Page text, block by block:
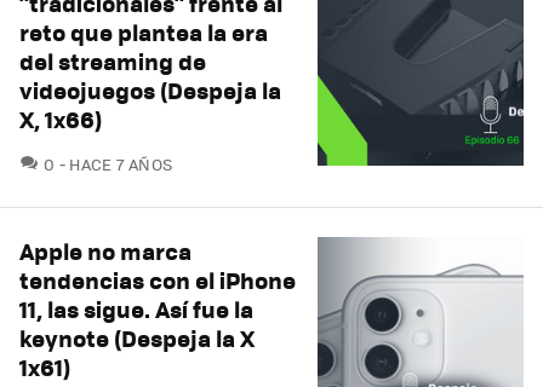
reto que plantea la era
del streaming de
videojuegos (Despeja la
X, 1x66)
0 COMENTARIOS
HACE 7 AÑOS
Apple no marca
tendencias con el iPhone
11, las sigue. Así fue la
keynote (Despeja la X
1x61)